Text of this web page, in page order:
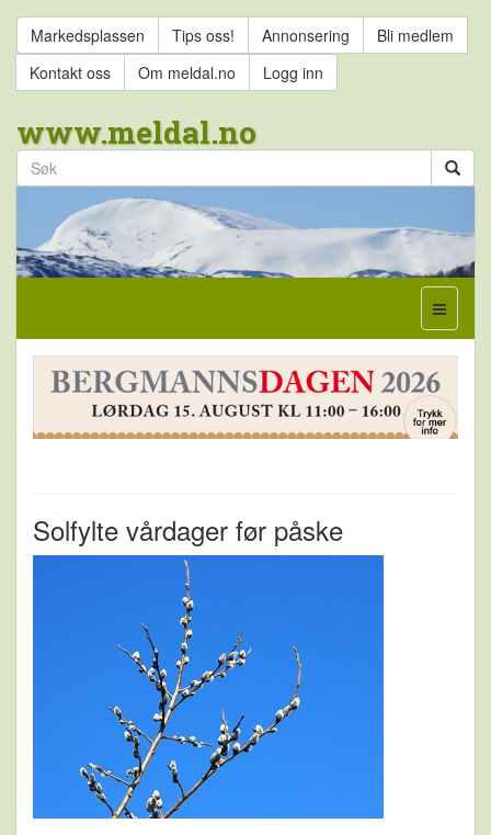
Markedsplassen Tips oss! Annonsering
Bli medlem
Kontakt oss
Om meldal.no Logg inn
www.meldal.no
Solfylte vårdager før påske